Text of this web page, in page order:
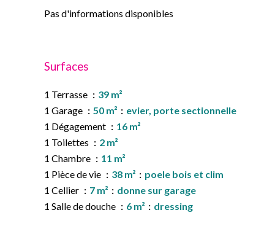
Pas d'informations disponibles
Surfaces
1 Terrasse
39 m²
1 Garage
50 m²
evier, porte sectionnelle
1 Dégagement
16 m²
1 Toilettes
2 m²
1 Chambre
11 m²
1 Pièce de vie
38 m²
poele bois et clim
1 Cellier
7 m²
donne sur garage
1 Salle de douche
6 m² dressing